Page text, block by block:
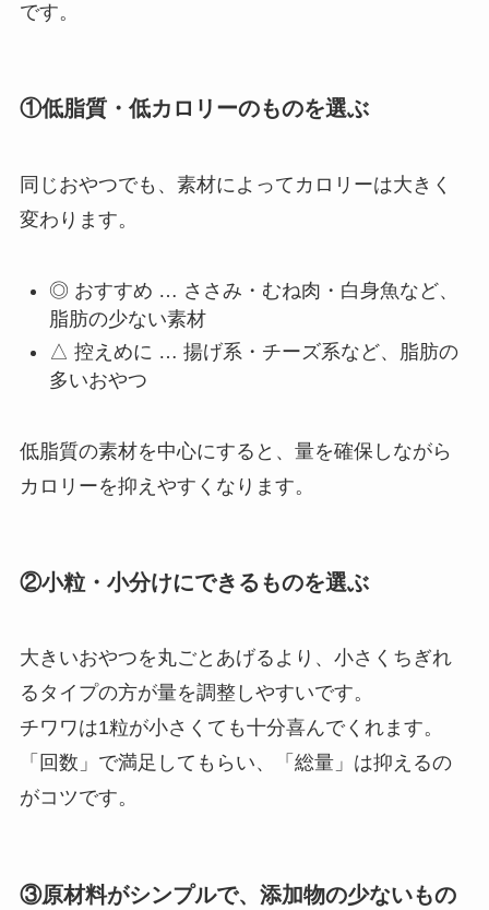
です。
①低脂質・低カロリーのものを選ぶ
同じおやつでも、素材によってカロリーは大きく
変わります。
◎ おすすめ … ささみ・むね肉・白身魚など、
脂肪の少ない素材
△ 控えめに … 揚げ系・チーズ系など、脂肪の
多いおやつ
低脂質の素材を中心にすると、量を確保しながら
カロリーを抑えやすくなります。
②小粒・小分けにできるものを選ぶ
大きいおやつを丸ごとあげるより、小さくちぎれ
るタイプの方が量を調整しやすいです。
チワワは1粒が小さくても十分喜んでくれます。
「回数」で満足してもらい、「総量」は抑えるの
がコツです。
③原材料がシンプルで、添加物の少ないもの